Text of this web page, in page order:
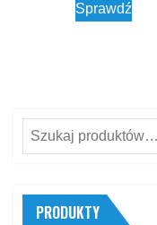
Sprawdź
Szukaj:
PRODUKTY